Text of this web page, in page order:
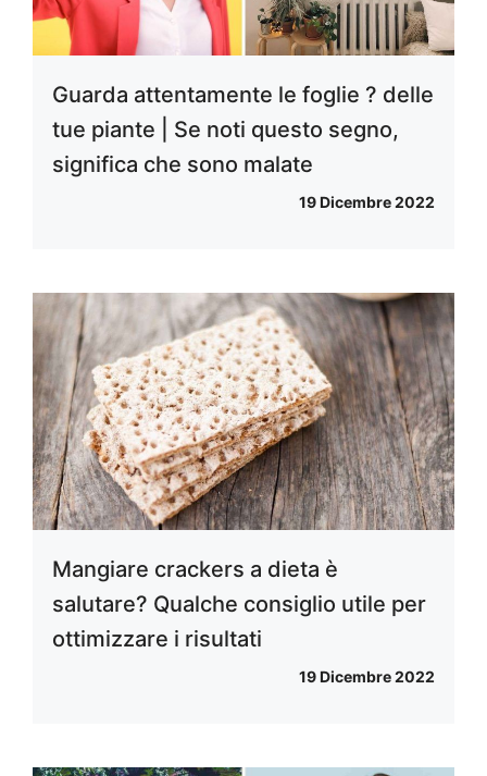
Guarda attentamente le foglie ? delle
tue piante | Se noti questo segno,
significa che sono malate
19 Dicembre 2022
Mangiare crackers a dieta è
salutare? Qualche consiglio utile per
ottimizzare i risultati
19 Dicembre 2022